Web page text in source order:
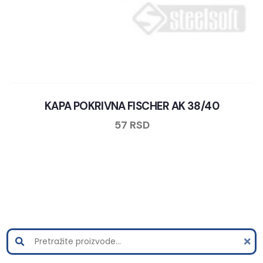
KAPA POKRIVNA FISCHER AK 38/40
57 RSD